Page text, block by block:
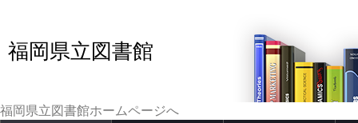
福岡県立図書館
福岡県立図書館ホームページへ